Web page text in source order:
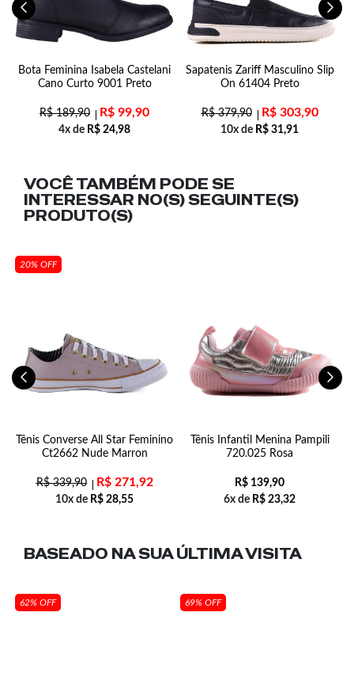
Bota Feminina Isabela Castelani
Cano Curto 9001 Preto
R$189,90 R$ 99,90
4x de R$ 24,98
Sapatenis Zariff Masculino Slip
On 61404 Preto
R$379,90 R$303,90
10x de R$ 31,91
VOCÊ TAMBÉM PODE SE
INTERESSAR NO(S) SEGUINTE(S)
PRODUTO(S)
20% OFF
Tênis Converse All Star Feminino
Ct2662 Nude Marron
R$339,90 R$271,92
10x de R$ 28,55
Tênis Infantil Menina Pampili
720.025 Rosa
R$ 139,90
6x de R$ 23,32
BASEADO NA SUAÚLTIMA VISITA
62% OFF 69% OFF